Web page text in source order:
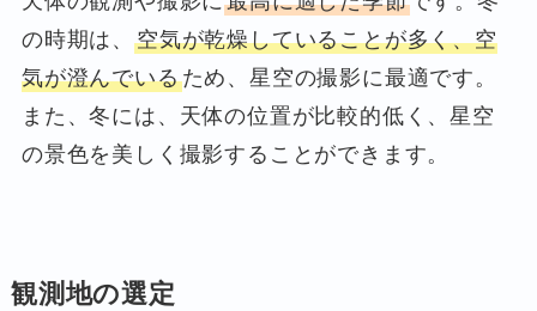
の時期は、 空気が乾燥していることが多く、空
気が澄んでいるため、星空の撮影に最適です。
また、冬には、天体の位置が比較的低く、星空
の景色を美しく撮影することができます。
観測地の選定